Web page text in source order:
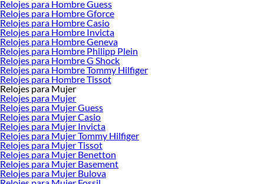
Relojes para Hombre Guess
Relojes para Hombre Gforce
Relojes para Hombre Casio
Relojes para Hombre Invicta
Relojes para Hombre Geneva
Relojes para Hombre Philipp Plein
Relojes para Hombre G Shock
Relojes para Hombre Tommy Hilfiger
Relojes para Hombre Tissot
Relojes para Mujer
Relojes para Mujer
Relojes para Mujer Guess
Relojes para Mujer Casio
Relojes para Mujer Invicta
Relojes para Mujer Tommy Hilfiger
Relojes para Mujer Tissot
Relojes para Mujer Benetton
Relojes para Mujer Basement
Relojes para Mujer Bulova